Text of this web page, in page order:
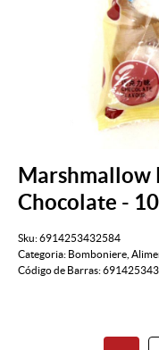
Marshmallow
Chocolate -
Sku:6914253432584
Categoria: Bomboniere
Código de Barras: